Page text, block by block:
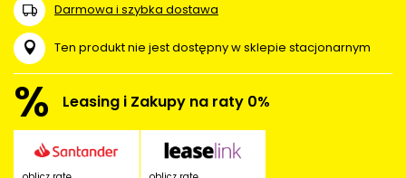
Darmowa i szybka dostawa
Ten produkt nie jest dostępny w sklepie stacjonarnym
% Leasing i Zakupy na raty 0%